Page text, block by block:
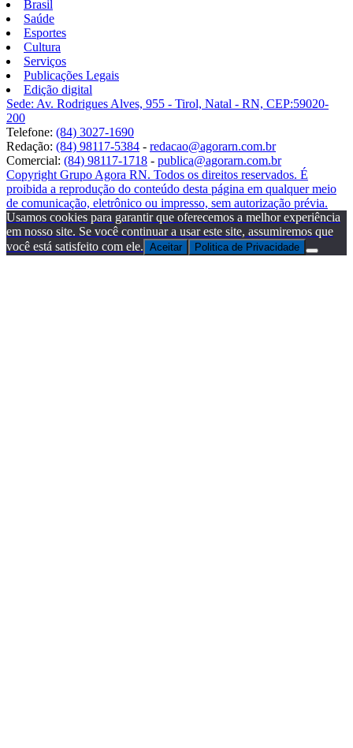
Brasil
Saúde
Esportes
Cultura
Serviços
Publicações Legais
Edição digital
Sede: Av. Rodrigues Alves, 955 - Tirol, Natal - RN, CEP:59020-
200
Telefone: (84) 3027-1690
Redação: (84) 98117-5384 - redacao@agorarn.com.br
Comercial: (84) 98117-1718 - publica@agorarn.com.br
Copyright Grupo Agora RN. Todos os direitos reservados. É
proibida a reprodução do conteúdo desta página em qualquer meio
de comunicação, eletrônico ou impresso, sem autorização prévia.
Usamos cookies para garantir que oferecemos a melhor experiência
em nosso site. Se você continuar a usar este site, assumiremos que
você está satisfeito com ele. Aceitar Politica de Privacidade